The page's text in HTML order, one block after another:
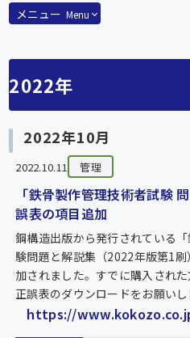
2022年
2022年10月
2022.10.11 管理
「鉄骨製作管理技術者試験
誤表の項目追加
鋼構造出版から発行されている
験問題と解説集（2022年版第1
加されました。すでに購入され
正誤表のダウンロードをお願いし
https://
メニュー Menu